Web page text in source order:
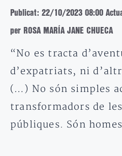
Publicat: 22/10/2023 08:00
per ROSA MARÍA JANE CHUECA
“No es tracta
d’expatriats, ni
(…) No són simples
transformadors de
públiques. Són